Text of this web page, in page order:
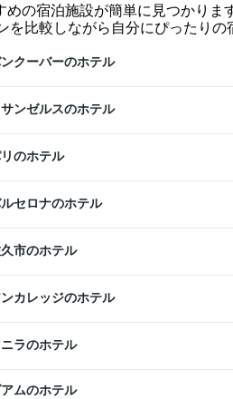
の宿泊施設が簡単に見つかり
比較しながら自分にぴったりの
クーバーのホテル
ンゼルスのホテル
のホテル
セロナのホテル
市のホテル
カレッジのホテル
ラのホテル
ムのホテル